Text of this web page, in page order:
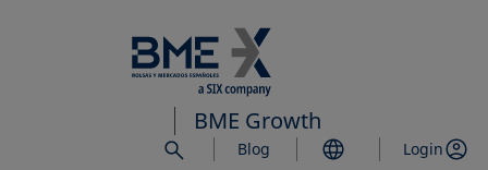
al
contenido
principal
BME Growth
Blog Login